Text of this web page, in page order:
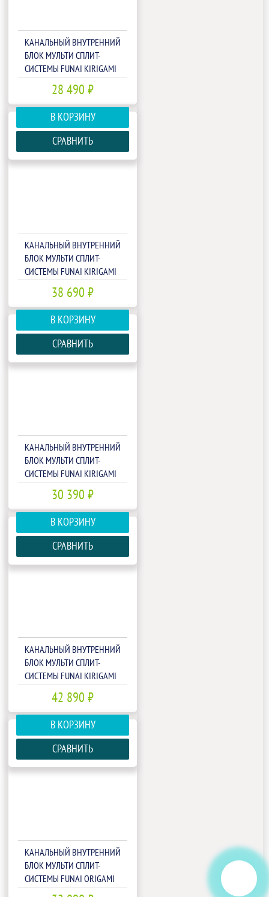
КАНАЛЬНЫЙ ВНУТРЕННИЙ
БЛОК МУЛЬТИ СПЛИТ-
СИСТЕМЫ FUNAI KIRIGAMI
RAM-I-KG30HP.L01/S
28 490 ₽
В КОРЗИНУ
СРАВНИТЬ
КАНАЛЬНЫЙ ВНУТРЕННИЙ
БЛОК МУЛЬТИ СПЛИТ-
СИСТЕМЫ FUNAI KIRIGAMI
RAM-I-KG35HP.D01/S
38 690 ₽
В КОРЗИНУ
СРАВНИТЬ
КАНАЛЬНЫЙ ВНУТРЕННИЙ
БЛОК МУЛЬТИ СПЛИТ-
СИСТЕМЫ FUNAI KIRIGAMI
RAM-I-KG35HP.L01/S
30 390 ₽
В КОРЗИНУ
СРАВНИТЬ
КАНАЛЬНЫЙ ВНУТРЕННИЙ
БЛОК МУЛЬТИ СПЛИТ-
СИСТЕМЫ FUNAI KIRIGAMI
42 890 ₽
В КОРЗИНУ
СРАВНИТЬ
КАНАЛЬНЫЙ ВНУТРЕННИЙ
БЛОК МУЛЬТИ СПЛИТ-
СИСТЕМЫ FUNAI ORIGAMI
KODO RAM-I-OK30HP.D01